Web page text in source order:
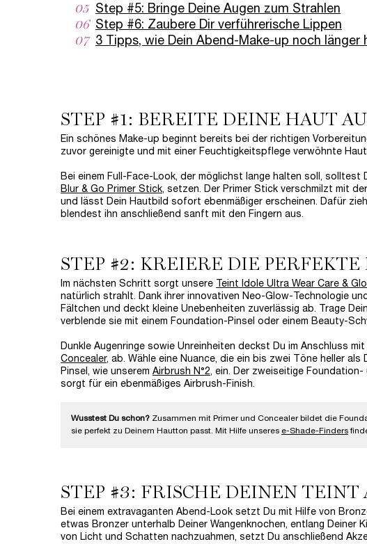
05 Step #5: Bringe Deine Augen zum Strahlen
06 Step #6: Zaubere Dir verführerische Lippen
07 3 Tipps, wie Dein Abend-Make-up noch länger
STEP #1: BEREITE DEINE HAUT
Ein schönes Make-up beginnt bereits bei der richtigen
zuvor gereinigte und mit einer Feuchtigkeitspflege verwöhnte
Bei einem Full-Face-Look, der möglichst lange halten soll, solltest
Blur & Go Primer Stick, setzen. Der Primer Stick verschmilzt mit
und lässt Dein Hautbild sofort ebenmäßiger erscheinen. Dafür
blendest ihn anschließend sanft mit den Fingern aus.
STEP #2: KREIERE DIE PERFEKTE
Im nächsten Schritt sorgt unsere Teint Idole Ultra Wear Care &
natürlich strahlt. Dank ihrer innovativen Neo-Glow-Technologie
Fältchen und deckt kleine Unebenheiten zuverlässig ab. Trage
verblende sie mit einem Foundation-Pinsel oder einem Beauty-
Dunkle Augenringe sowie Unreinheiten deckst Du im Anschluss mit
Concealer, ab. Wähle eine Nuance, die ein bis zwei Töne heller
Pinsel, wie unserem Airbrush N°2, ein. Der zweiseitige
sorgt für ein ebenmäßiges Airbrush-Finish.
Wusstest Du schon? Zusammen mit Primer und Concealer bildet die
sie perfekt zu Deinem Hautton passt. Mit Hilfe unseres e-Shade-Finders
STEP #3: FRISCHE DEINEN TEINT
Bei einem extravaganten Abend-Look setzt Du mit Hilfe von
etwas Bronzer unterhalb Deiner Wangenknochen, entlang Deiner
von Licht und Schatten nachzuahmen, setzt Du anschließend